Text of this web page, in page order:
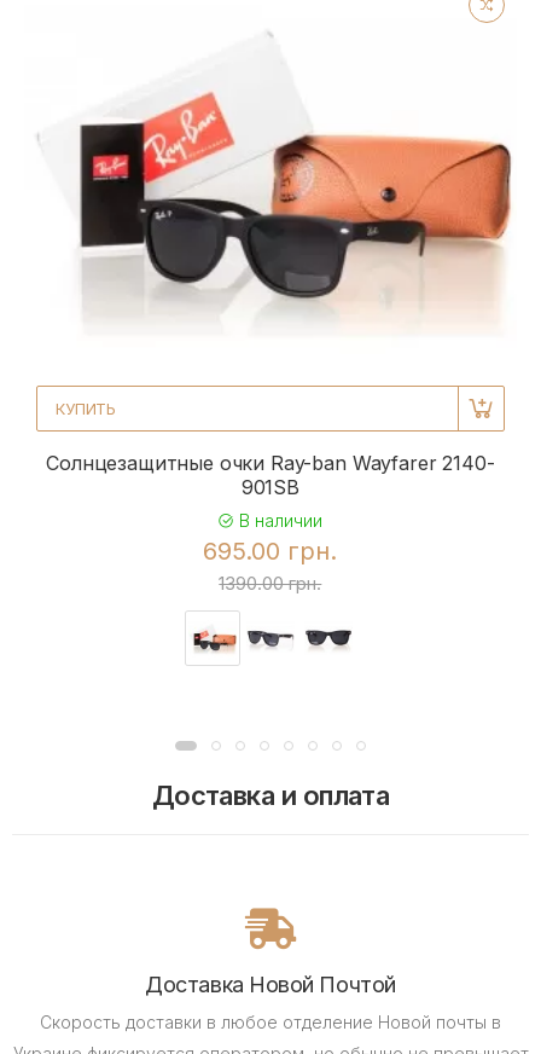
КУПИТЬ
Солнцезащитные очки Ray-ban Wayfarer 2140-
901SB
В наличии
695.00 грн.
1390.00 грн.
Доставка и оплата
Доставка Новой Почтой
Скорость доставки в любое отделение Новой почты в